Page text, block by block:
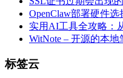
OpenClaw部署硬件
实用AI工具全攻略：
WitNote – 开源的本地
标签云